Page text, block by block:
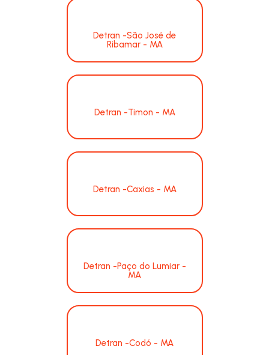
Detran -São José de
Ribamar - MA
Detran -Timon - MA
Detran -Caxias - MA
Detran -Paço do Lumiar -
MA
Detran -Codó - MA